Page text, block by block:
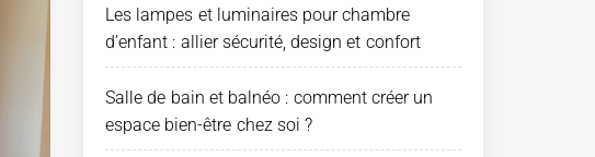
Les lampes et luminaires pour chambre
d’enfant : allier sécurité, design et confort
Salle de bain et balnéo : comment créer un
espace bien-être chez soi ?